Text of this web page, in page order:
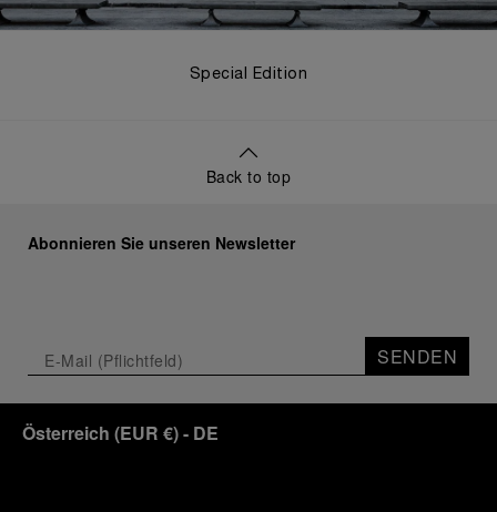
Special Edition
Back to top
Abonnieren Sie unseren Newsletter
SENDEN
Österreich (EUR €)- DE